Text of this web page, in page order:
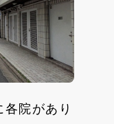
院があり